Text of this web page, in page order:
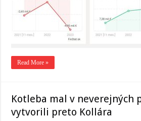
Read More »
Kotleba mal v neverejných
vytvorili preto Kollára